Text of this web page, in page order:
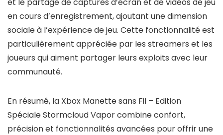
en cours d’enregistrement, ajoutant une dimension
sociale à l’expérience de jeu. Cette fonctionnalité est
particulièrement appréciée par les streamers et les
joueurs qui aiment partager leurs exploits avec leur
communauté.
En résumé, la Xbox Manette sans Fil – Edition
Spéciale Stormcloud Vapor combine confort,
précision et fonctionnalités avancées pour offrir une